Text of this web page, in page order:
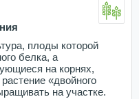
плоды которой
белка, а
на корнях,
«двойного
на участке.